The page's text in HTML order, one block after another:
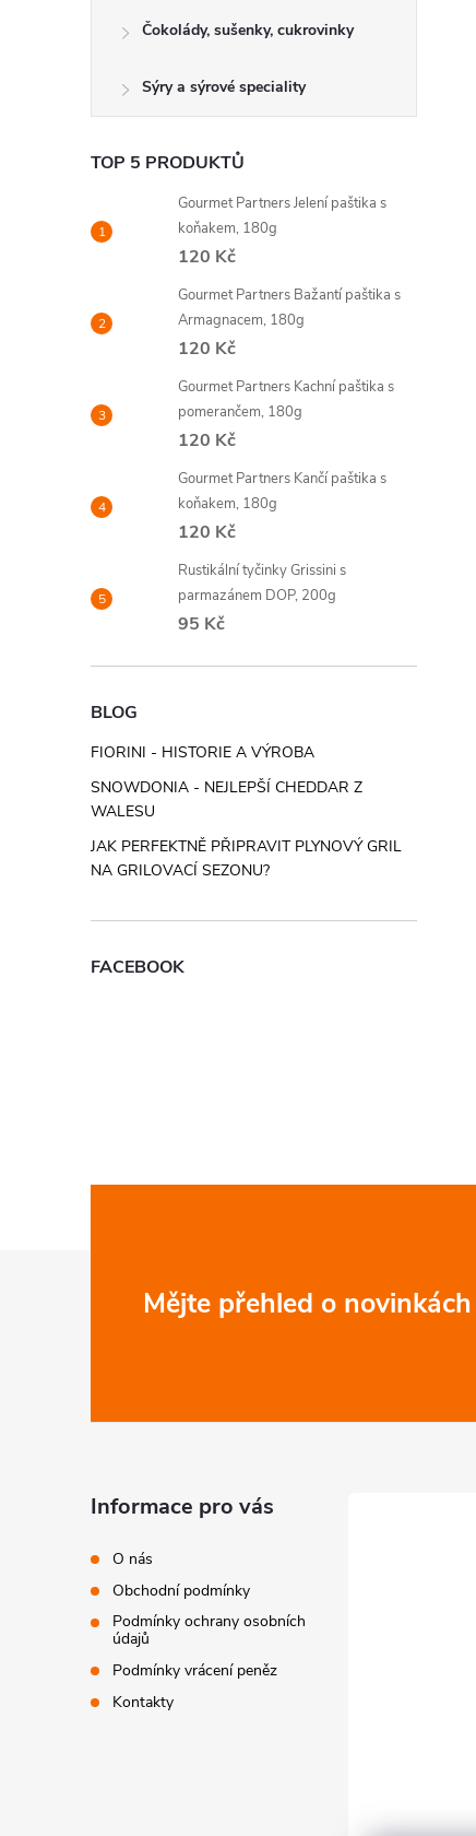
Čokolády, sušenky, cukrovinky
Sýry a sýrové speciality
TOP 5 PRODUKTŮ
Gourmet Partners Jelení paštika s
koňakem, 180g
120 Kč
Gourmet Partners Bažantí paštika s
Armagnacem, 180g
120 Kč
Gourmet Partners Kachní paštika s
pomerančem, 180g
120 Kč
Gourmet Partners Kančí paštika s
koňakem, 180g
120 Kč
Rustikální tyčinky Grissini s
parmazánem DOP, 200g
95 Kč
BLOG
FIORINI - HISTORIE A VÝROBA
SNOWDONIA - NEJLEPŠÍ CHEDDAR Z
WALESU
JAK PERFEKTNĚ PŘIPRAVIT PLYNOVÝ GRIL
NA GRILOVACÍ SEZONU?
FACEBOOK
Mějte přehled o novinkách
Informace pro vás
O nás
Obchodní podmínky
Podmínky ochrany osobních
údajů
Podmínky vrácení peněz
Kontakty